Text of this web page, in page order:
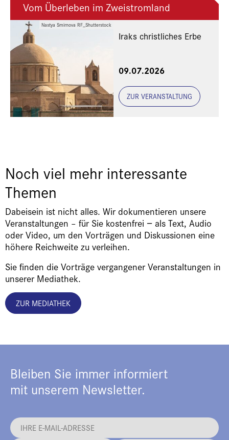
Nastya Smirnova RF_Shutterstock
Vom Überleben im Zweistromland
Iraks christliches Erbe
Freunde und Gönner
09.07.2026
ZUR VERANSTALTUNG
Noch viel mehr interessante
Themen
Dabeisein ist nicht alles. Wir dokumentieren unsere
Veranstaltungen – für Sie kostenfrei − als Text, Audio
oder Video, um den Vorträgen und Diskussionen eine
höhere Reichweite zu verleihen.
Sie finden die Vorträge vergangener Veranstaltungen in
unserer Mediathek.
ZUR MEDIATHEK
Bleiben Sie immer informiert
mit unserem Newsletter.